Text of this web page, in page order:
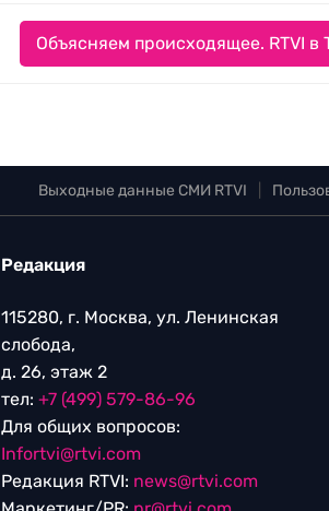
Объясняем происходящее. RTVI в
Выходные данные СМИ RTVI
Редакция
115280, г. Москва, ул. Ленинская
слобода,
д. 26, этаж 2
тел: +7 (499) 579-86-96
Для общих вопросов:
Infortvi@rtvi.com
Редакция RTVI: news@rtvi.com